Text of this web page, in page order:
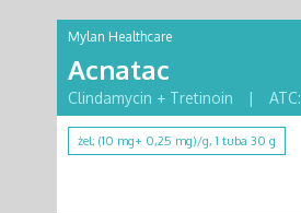
Mylan Healthcare
Acnatac
Clindamycin + Tretinoin
| ATC:
żel; (10 mg+ 0,25 mg)/g, 1 tuba 30 g